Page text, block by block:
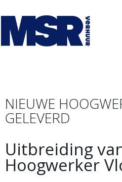
NIEUWE
GELEVERD
Uitbreiding
Hoogwerker